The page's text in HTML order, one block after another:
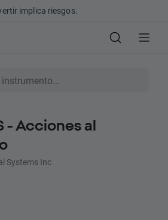
implica riesgos.
- Acciones al
Systems Inc